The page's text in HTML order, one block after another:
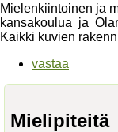
Mielenkiintoinen ja
kansakoulua ja
Kaikki kuvien
vastaa
Mielipiteitä